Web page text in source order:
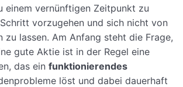
einem vernünftigen Zeitpunkt zu
vorzugehen und sich nicht von
lassen. Am Anfang steht die Frage,
gute Aktie ist in der Regel eine
das ein funktionierendes
löst und dabei dauerhaft